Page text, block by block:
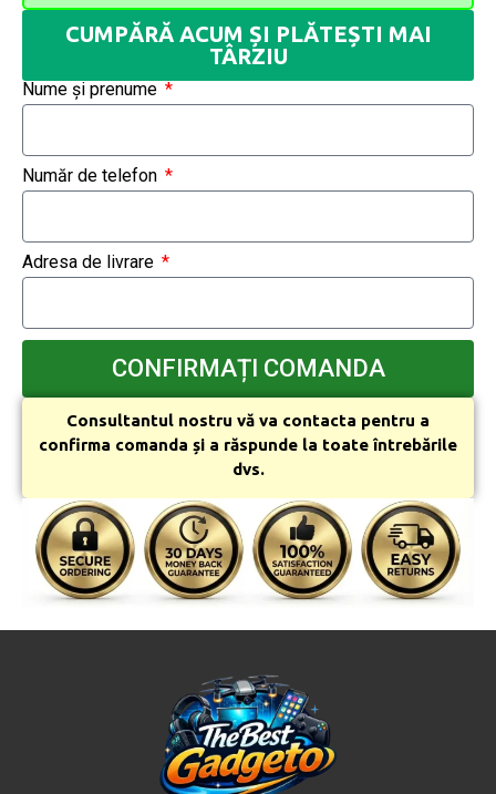
CUMPĂRĂ ACUM ȘI PLĂTEȘTI MAI
TÂRZIU
Nume și prenume
Număr de telefon
Adresa de livrare
CONFIRMAȚI COMANDA
Consultantul nostru vă va contacta pentru a
confirma comanda și a răspunde la toate întrebările
dvs.